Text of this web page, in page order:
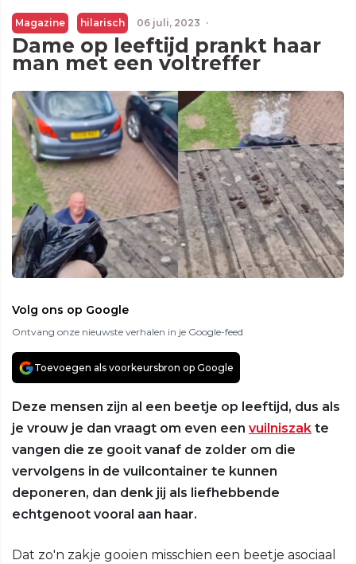
Magazine hilarisch 06 juli, 2023 ·
Dame op leeftijd prankt haar
man met een voltreffer
Volg ons op Google
Ontvang onze nieuwste verhalen in je Google-feed
Toevoegen als voorkeursbron op Google
Deze mensen zijn al een beetje op leeftijd, dus als
je vrouw je dan vraagt om even een vuilniszak te
vangen die ze gooit vanaf de zolder om die
vervolgens in de vuilcontainer te kunnen
deponeren, dan denk jij als liefhebbende
echtgenoot vooral aan haar.
Dat zo'n zakje gooien misschien een beetje asociaal